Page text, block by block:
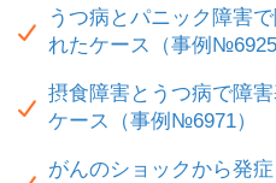
うつ病とパニック障害
れたケース（事例№6925
摂食障害とうつ病で障
ケース（事例№6971）
がんのショックから発